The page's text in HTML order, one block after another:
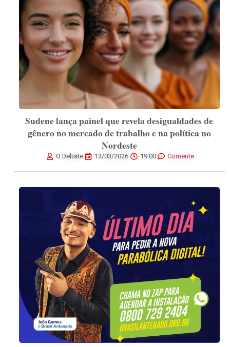
Sudene lança painel que revela desigualdades de
gênero no mercado de trabalho e na política no
Nordeste
O Debate 13/03/2026 19:00 Comente